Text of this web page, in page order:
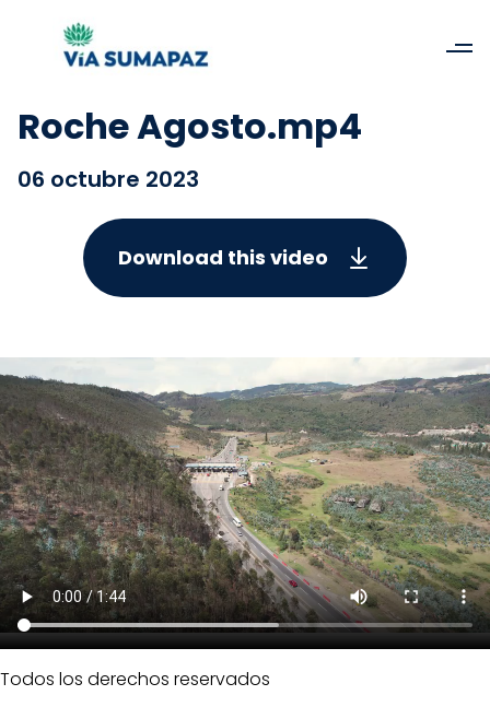
Roche Agosto.mp4
06 octubre 2023
Download this video
Todos los derechos reservados